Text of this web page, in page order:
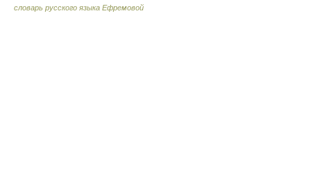
словарь русского языка Ефремовой